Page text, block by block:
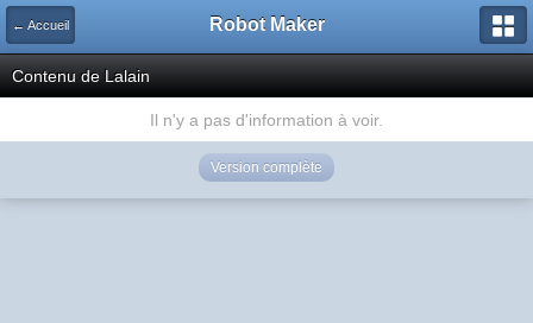
← Accueil Robot Maker
Contenu de Lalain
Il n'y a pas d'information à voir.
Version complète